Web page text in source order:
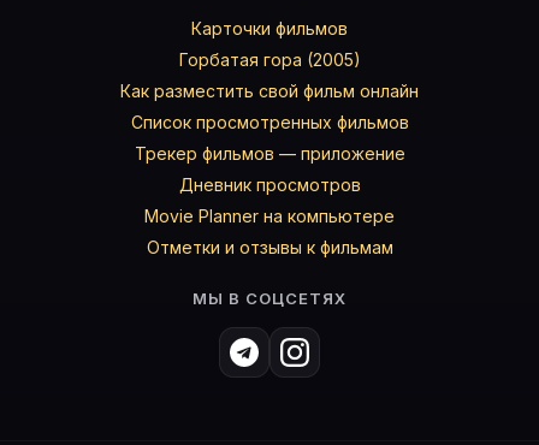
Карточки фильмов
Горбатая гора (2005)
Как разместить свой фильм онлайн
Список просмотренных фильмов
Трекер фильмов — приложение
Дневник просмотров
Movie Planner на компьютере
Отметки и отзывы к фильмам
МЫ В СОЦСЕТЯХ